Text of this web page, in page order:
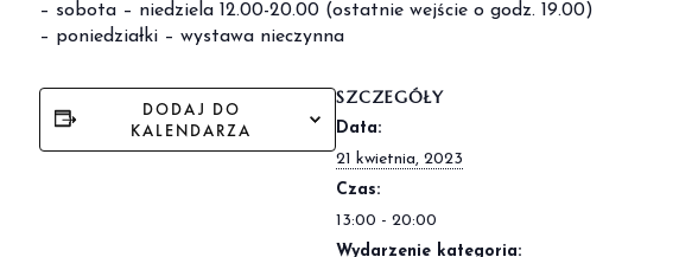
– sobota – niedziela 12.00-20.00 (ostatnie wejście o godz. 19.00)
– poniedziałki – wystawa nieczynna
DODAJ DO
KALENDARZA
SZCZEGÓŁY
Data:
21 kwietnia, 2023
Czas:
13:00 - 20:00
Wydarzenie kategoria: